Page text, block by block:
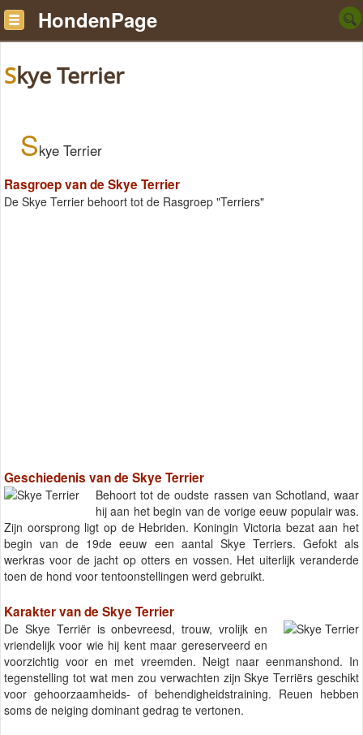
HondenPage
Skye Terrier
Skye Terrier
Rasgroep van de Skye Terrier
De Skye Terrier behoort tot de Rasgroep "Terriers"
Geschiedenis van de Skye Terrier
Behoort tot de oudste rassen van Schotland, waar
hij aan het begin van de vorige eeuw populair was.
Zijn oorsprong ligt op de Hebriden. Koningin Victoria bezat aan het
begin van de 19de eeuw een aantal Skye Terriers. Gefokt als
werkras voor de jacht op otters en vossen. Het uiterlijk veranderde
toen de hond voor tentoonstellingen werd gebruikt.
Karakter van de Skye Terrier
De Skye Terriër is onbevreesd, trouw, vrolijk en
vriendelijk voor wie hij kent maar gereserveerd en
voorzichtig voor en met vreemden. Neigt naar eenmanshond. In
tegenstelling tot wat men zou verwachten zijn Skye Terriërs geschikt
voor gehoorzaamheids- of behendigheidstraining. Reuen hebben
soms de neiging dominant gedrag te vertonen.